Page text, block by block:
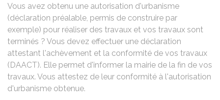
Vous avez obtenu une autorisation d'urbanisme
(déclaration préalable, permis de construire par
exemple) pour réaliser des travaux et vos travaux sont
terminés ? Vous devez effectuer une déclaration
attestant l'achèvement et la conformité de vos travaux
(DAACT). Elle permet d'informer la mairie de la fin de vos
travaux. Vous attestez de leur conformité à l'autorisation
d'urbanisme obtenue.